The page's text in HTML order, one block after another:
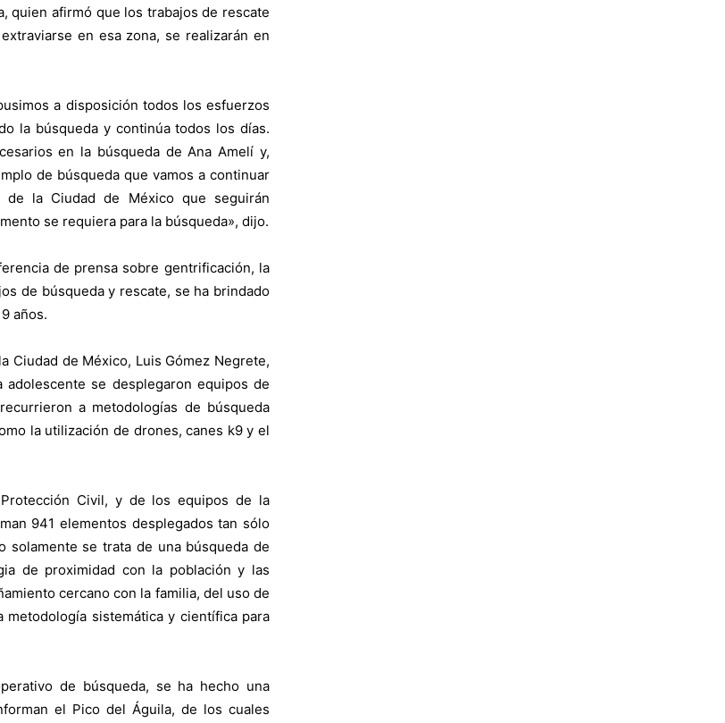
quien afirmó que los trabajos de rescate
en esa zona, se realizarán en
a disposición todos los esfuerzos
la búsqueda y continúa todos los días.
en la búsqueda de Ana Amelí y,
de búsqueda que vamos a continuar
la Ciudad de México que seguirán
se requiera para la búsqueda», dijo.
de prensa sobre gentrificación, la
de búsqueda y rescate, se ha brindado
años.
Ciudad de México, Luis Gómez Negrete,
se desplegaron equipos de
a metodologías de búsqueda
la utilización de drones, canes k9 y el
Civil, y de los equipos de la
941 elementos desplegados tan sólo
solamente se trata de una búsqueda de
de proximidad con la población y las
cercano con la familia, del uso de
sistemática y científica para
de búsqueda, se ha hecho una
el Pico del Águila, de los cuales